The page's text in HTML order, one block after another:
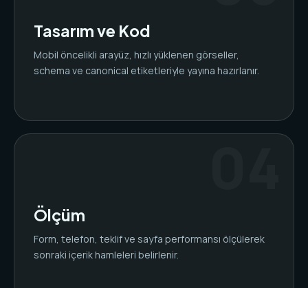
Tasarım ve Kod
Mobil öncelikli arayüz, hızlı yüklenen görseller,
schema ve canonical etiketleriyle yayına hazırlanır.
Ölçüm
Form, telefon, teklif ve sayfa performansı ölçülerek
sonraki içerik hamleleri belirlenir.